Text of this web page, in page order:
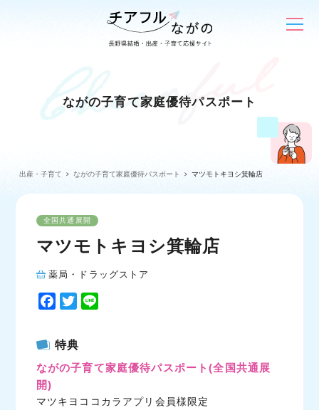
ながの子育て家庭優待パスポート
出産・子育て ながの子育て家庭優待パスポート マツモトキヨシ箕輪店
全国共通展開
マツモトキヨシ箕輪店
薬局・ドラッグストア
F
e
b
o
T
t
t
r
特典
ながの子育て家庭優待パスポート(全国共通展
開)
マツキヨココカラアプリ会員様限定